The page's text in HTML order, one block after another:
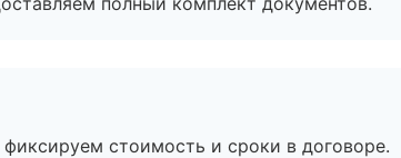
стоимость и сроки в договоре.